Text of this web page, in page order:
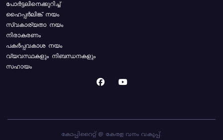
പോര്‍ട്ടലിനെക്കുറിച്ച്
ഹൈപ്പർലിങ്ക് നയം
സ്വകാര്യതാ നയം
നിരാകരണം
പകർപ്പവകാശ നയം
വ്യവസ്ഥകളും നിബന്ധനകളും
സഹായം
കോപ്പിറൈറ്റ് @ കേരള വനം വകുപ്പ്.